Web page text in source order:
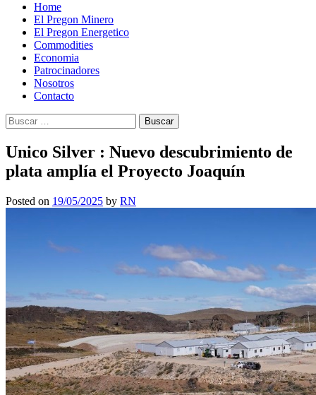
Home
El Pregon Minero
El Pregon Energetico
Commodities
Economia
Patrocinadores
Nosotros
Contacto
Buscar:
Unico Silver : Nuevo descubrimiento de
plata amplía el Proyecto Joaquín
Posted on 19/05/2025 by RN